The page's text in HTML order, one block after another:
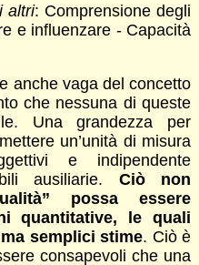
altri: Comprensione degli
e influenzare - Capacità
anche vaga del concetto
che nessuna di queste
Una grandezza per
un’unità di misura
e indipendente
ausiliarie. Ciò non
possa essere
quantitative, le quali
semplici stime. Ciò è
consapevoli che una